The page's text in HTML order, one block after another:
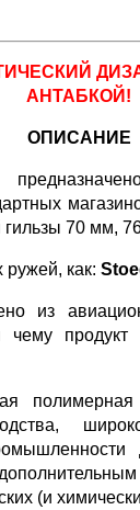
АНТАБКОЙ!
ОПИСАНИЕ
гильзы 70 мм,
ружей, как:
из
чему продукт
полимерная
(и